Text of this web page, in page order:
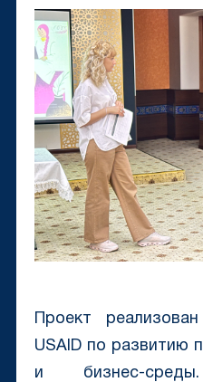
Проект
USAID по развитию
и бизнес-